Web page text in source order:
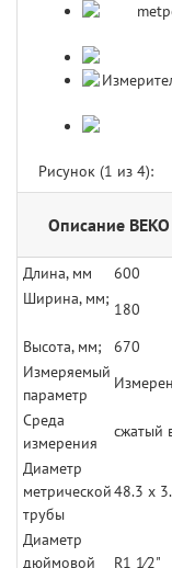
Рисунок (1 из 4):
Описание
Длина, мм
600
Ширина, мм;
180
Высота, мм;
670
Измеряемый
параметр
Среда
измерения
сжатый
Диаметр
метрической
трубы
48.3 x
Диаметр
дюймовой
R1 1⁄2"